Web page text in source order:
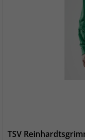
TSV